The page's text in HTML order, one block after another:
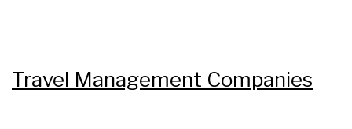
Travel Management Companies